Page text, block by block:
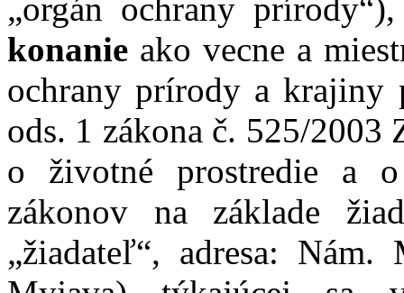
„orgán ochrany
konanie ako vecne a
ochrany prírody a
ods. 1 zákona č. 525/2003
o životné prostredie a
zákonov na základe
„žiadateľ“, adresa: